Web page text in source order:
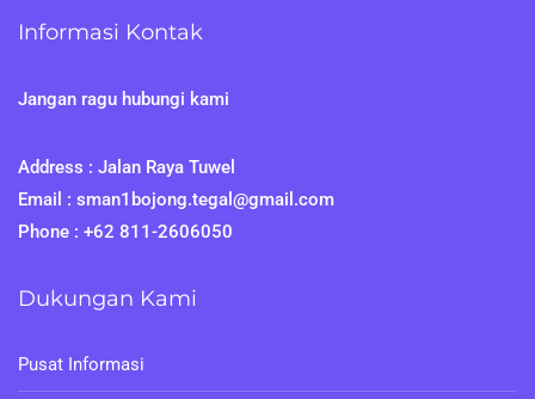
Informasi Kontak
Jangan ragu hubungi kami
Address : Jalan Raya Tuwel
Email : sman1bojong.tegal@gmail.com
Phone : +62 811-2606050
Dukungan Kami
Pusat Informasi